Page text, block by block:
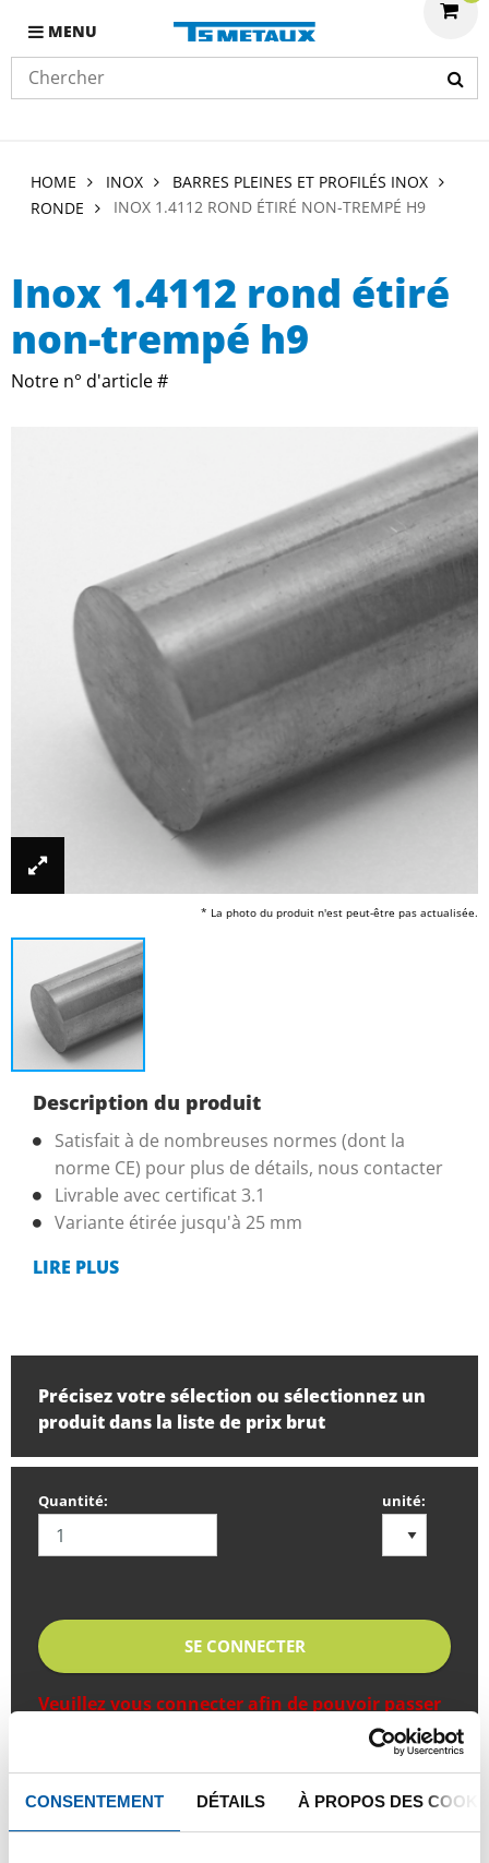
CONSENTEMENT DÉTAILS À PROPOS DES
MENU
HOME INOX
BARRES PLEINES ET PROFILÉS INOX
RONDE
INOX 1.4112 ROND ÉTIRÉ NON-TREMPÉ H9
Inox 1.4112 rond étiré
non-trempé h9
Notre n° d'article #
* La photo du produit n'est peut-être pas actualisée.
Description du produit
Satisfait à de nombreuses normes (dont la
norme CE) pour plus de détails, nous contacter
Livrable avec certificat 3.1
Variante étirée jusqu'à 25 mm
LIRE PLUS
Précisez votre sélection ou sélectionnez un
produit dans la liste de prix brut
Quantité: unité:
SE CONNECTER
Veuillez vous connecter afin de pouvoir passer
Commandez avec vos propres numéros d’articles